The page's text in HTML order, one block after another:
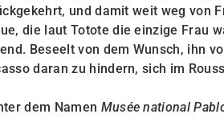
und damit weit weg von
die laut Totote die einzige Frau
Beseelt von dem Wunsch, ihn
daran zu hindern, sich im
dem Namen Musée national